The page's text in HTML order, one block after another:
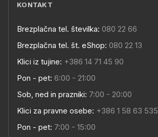
KONTAKT
Brezplačna tel. številka: 080 22 66
Brezplačna tel. št. eShop: 080 22 13
Klici iz tujine: +386 14 71 45 90
Pon - pet: 6:00 - 21:00
Sob, ned in prazniki: 7:00 - 20:00
Klici za pravne osebe: +386 1 58 63 535
Pon - pet: 7:00 - 15:00